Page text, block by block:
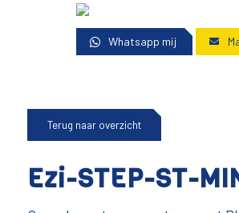
Whatsapp mij
Terug naar overzicht
Ezi-STEP-ST-